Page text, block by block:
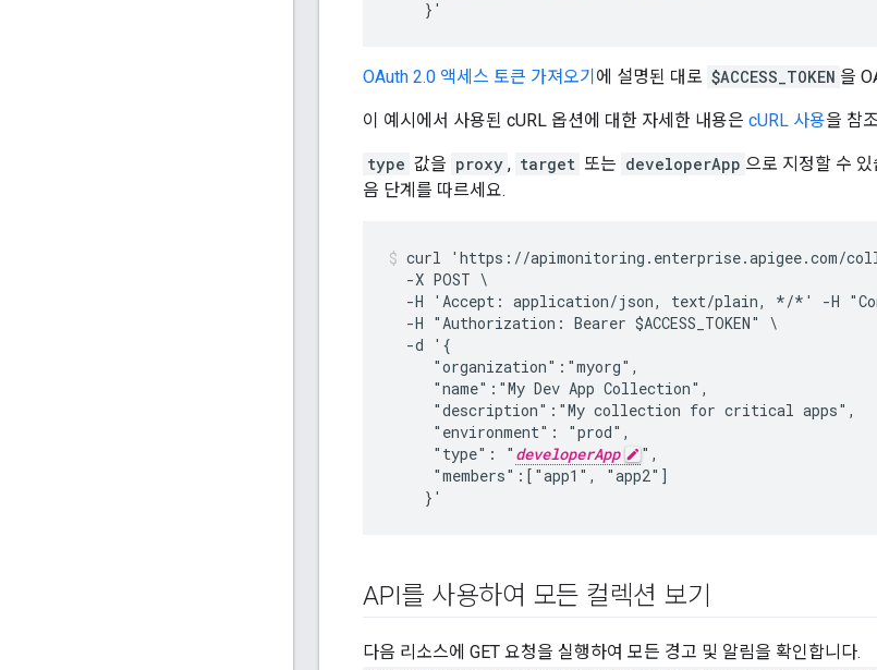
OAuth 2.0 액세스 토큰 가져오기 에 설명된 대로 $ACCESS_TOKEN 을
이 예시에서 사용된 cURL 옵션에 대한 자세한 내용은 cURL 사용을 참
type 값을 proxy , target 또는 developerApp 으로 지정할 수
음 단계를 따르세요.
curl 'https://apimonitoring.enterprise.apigee.com/
  -X POST \
-H 'Accept: application/json, text/plain, */*' -H
  -H "Authorization: Bearer $ACCESS_TOKEN" \
  -d '{
     "organization":"myorg",
     "name":"My Dev App Collection",
     "description":"My collection for critical apps",
     "environment": "prod",
     "type": "
developerApp
",
     "members":["app1", "app2"]
API를 사용하여 모든 컬렉션 보기
다음 리소스에 GET 요청을 실행하여 모든 경고 및 알림을 확인합니다.